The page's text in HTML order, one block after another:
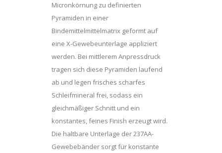
Micronkörnung zu definierten
Pyramiden in einer
Bindemittelmittelmatrix geformt auf
eine X-Gewebeunterlage appliziert
werden. Bei mittlerem Anpressdruck
tragen sich diese Pyramiden laufend
ab und legen frisches scharfes
Schleifmineral frei, sodass ein
gleichmäßiger Schnitt und ein
konstantes, feines Finish erzeugt wird.
Die haltbare Unterlage der 237AA-
Gewebebänder sorgt für konstante